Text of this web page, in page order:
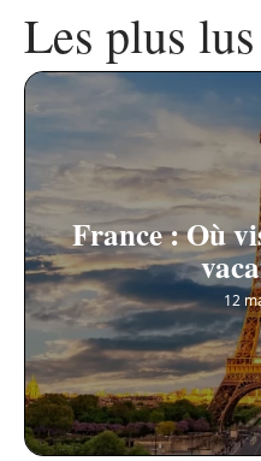
Les plus lus
France : Où
12